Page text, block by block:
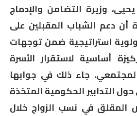
وزيرة التضامن والإدماج
أن دعم الشباب المقبلين على
استراتيجية ضمن توجهات
أساسية لاستقرار الأسرة
جاء ذلك في جوابها
التدابير الحكومية المتخذة
المقلق في نسب الزواج خلال